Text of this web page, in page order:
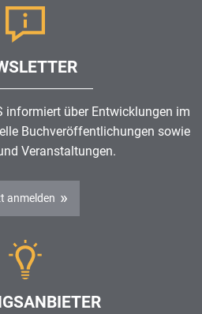
informiert über Entwicklungen im
Buchveröffentlichungen sowie
Veranstaltungen.
anmelden